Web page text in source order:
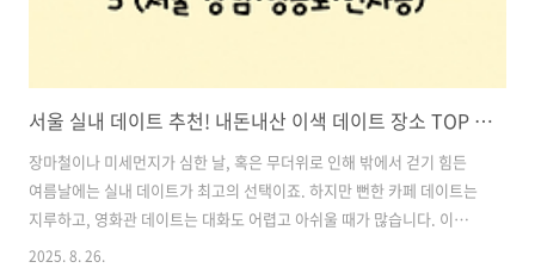
서울 실내 데이트 추천! 내돈내산 이색 데이트 장소 TOP 3 (서울 강남·영등포·인사동)
장마철이나 미세먼지가 심한 날, 혹은 무더위로 인해 밖에서 걷기 힘든
여름날에는 실내 데이트가 최고의 선택이죠. 하지만 뻔한 카페 데이트는
지루하고, 영화관 데이트는 대화도 어렵고 아쉬울 때가 많습니다. 이런
분들을 위해 오늘은 제가 직접 다녀온 서울 실내 이색 데이트 장소 3곳을
2025. 8. 26.